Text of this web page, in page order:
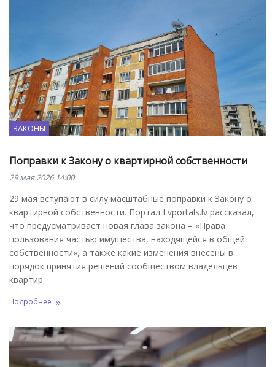
ЗАКОНЫ
Поправки к Закону о квартирной собственности
29 мая 2026 14:00
29 мая вступают в силу масштабные поправки к Закону о
квартирной собственности. Портал Lvportals.lv рассказал,
что предусматривает новая глава закона – «Права
пользования частью имущества, находящейся в общей
собственности», а также какие изменения внесены в
порядок принятия решений сообществом владельцев
квартир.
Подробнее